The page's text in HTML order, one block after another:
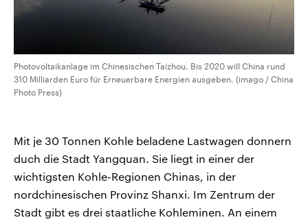
Photovoltaikanlage im Chinesischen Taizhou. Bis 2020 will China rund
310 Milliarden Euro für Erneuerbare Energien ausgeben. (imago / China
Photo Press)
Mit je 30 Tonnen Kohle beladene Lastwagen donnern
duch die Stadt Yangquan. Sie liegt in einer der
wichtigsten Kohle-Regionen Chinas, in der
nordchinesischen Provinz Shanxi. Im Zentrum der
Stadt gibt es drei staatliche Kohleminen. An einem